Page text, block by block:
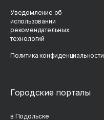
Уведомление об
использовании
рекомендательных
технологий
Политика конфиденциальности
Городские порталы
в Подольске